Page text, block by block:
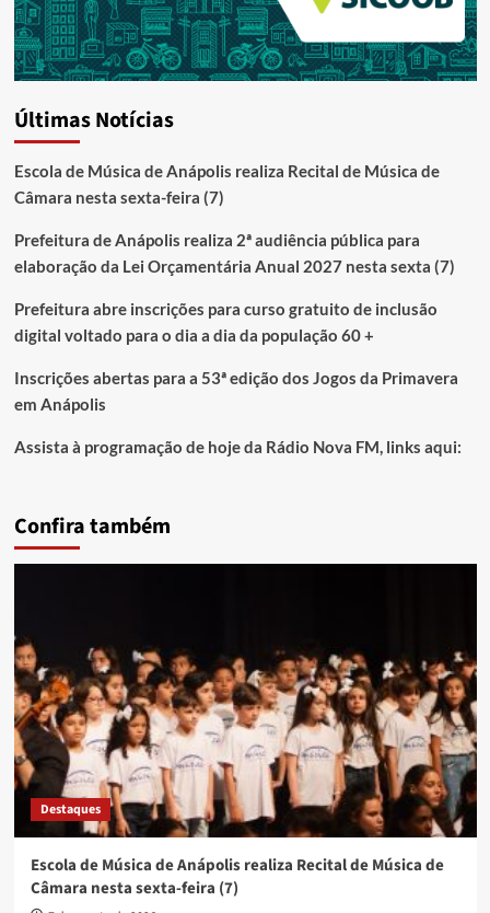
Últimas Notícias
Escola de Música de Anápolis realiza Recital de Música de
Câmara nesta sexta-feira (7)
Prefeitura de Anápolis realiza 2ª audiência pública para
elaboração da Lei Orçamentária Anual 2027 nesta sexta (7)
Prefeitura abre inscrições para curso gratuito de inclusão
digital voltado para o dia a dia da população 60 +
Inscrições abertas para a 53ª edição dos Jogos da Primavera
em Anápolis
Assista à programação de hoje da Rádio Nova FM, links aqui:
Confira também
Destaques
Escola de Música de Anápolis realiza Recital de Música de
Câmara nesta sexta-feira (7)